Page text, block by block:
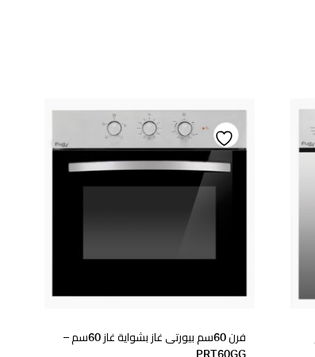
فرن 60سم بيورتى غاز بشواية غاز 60سم –
PRT60GG
Add